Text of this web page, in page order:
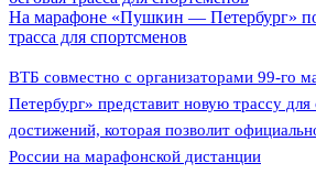
На марафоне «Пушкин — Петербург»
трасса для спортсменов
ВТБ совместно с организаторами 99-го
Петербург» представит новую трассу
достижений, которая позволит
России на марафонской дистанции